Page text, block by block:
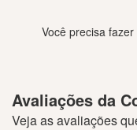
Você precisa
Avaliações da
Veja as avaliações